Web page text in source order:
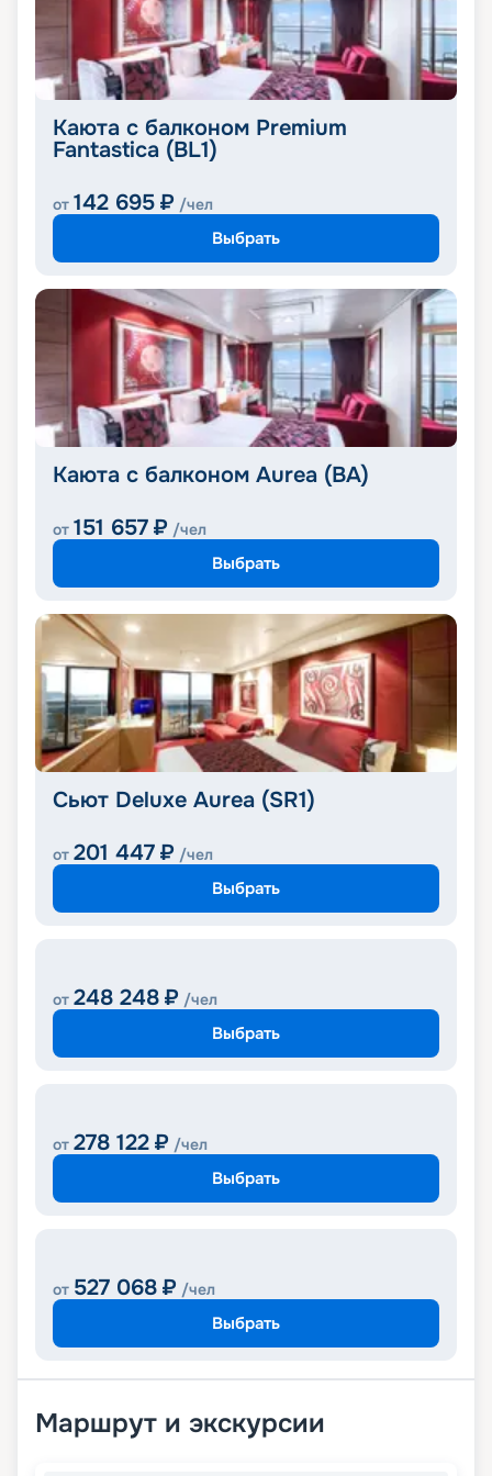
Каюта с балконом Premium
Fantastica (BL1)
от 142 695 ₽ /чел
Выбрать
Каюта с балконом Aurea (BA)
от 151 657 ₽ /чел
Выбрать
Сьют Deluxe Aurea (SR1)
от 201 447 ₽ /чел
Выбрать
от 248 248 ₽ /чел
Выбрать
от 278 122 ₽ /чел
Выбрать
от 527 068 ₽ /чел
Выбрать
Маршрут и экскурсии